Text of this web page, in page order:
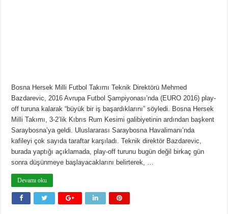
Bosna Hersek Milli Futbol Takımı Teknik Direktörü Mehmed
Bazdarevic, 2016 Avrupa Futbol Şampiyonası’nda (EURO 2016) play-
off turuna kalarak “büyük bir iş başardıklarını” söyledi. Bosna Hersek
Milli Takımı, 3-2’lik Kıbrıs Rum Kesimi galibiyetinin ardından başkent
Saraybosna’ya geldi. Uluslararası Saraybosna Havalimanı’nda
kafileyi çok sayıda taraftar karşıladı. Teknik direktör Bazdarevic,
burada yaptığı açıklamada, play-off turunu bugün değil birkaç gün
sonra düşünmeye başlayacaklarını belirterek, …
Devamı oku